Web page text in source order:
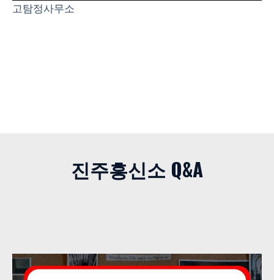
고탐정사무소
진주흥신소 Q&A